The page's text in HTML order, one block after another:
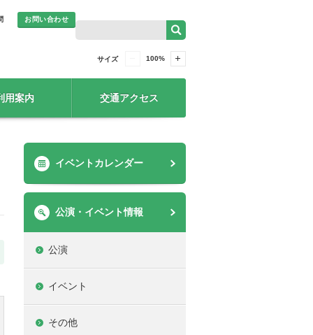
お問い合わせ
サイズ 100%
用案内 交通アクセス
イベントカレンダー
公演・イベント情報
公演
イベント
その他